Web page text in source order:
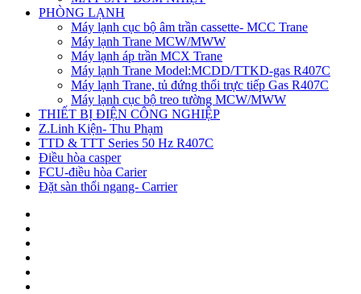
PHÒNG LẠNH
Máy lạnh cục bộ âm trần cassette- MCC Trane
Máy lạnh Trane MCW/MWW
Máy lạnh áp trần MCX Trane
Máy lạnh Trane Model:MCDD/TTKD-gas R407C
Máy lạnh Trane, tủ đứng thổi trực tiếp Gas R407C
Máy lạnh cục bộ treo tường MCW/MWW
THIẾT BỊ ĐIỆN CÔNG NGHIỆP
Z.Linh Kiện- Thu Phạm
TTD & TTT Series 50 Hz R407C
Điều hòa casper
FCU-điều hòa Carier
Đặt sàn thổi ngang- Carrier